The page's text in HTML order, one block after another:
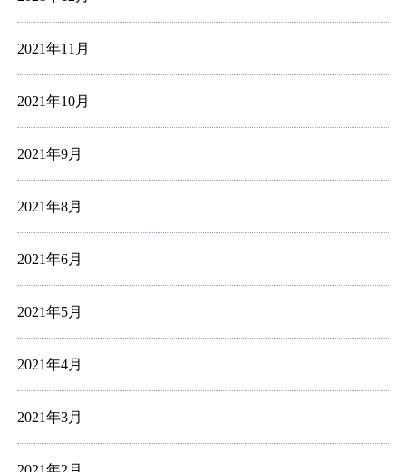
2021年11月
2021年10月
2021年9月
2021年8月
2021年6月
2021年5月
2021年4月
2021年3月